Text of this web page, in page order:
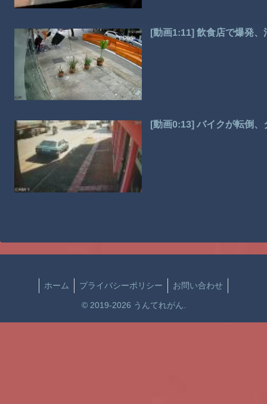
[動画1:11] 飲食店で爆発
[動画0:13] バイクが転倒
ホーム プライバシーポリシー お問い合わせ
© 2019-2026 うんてれがん.